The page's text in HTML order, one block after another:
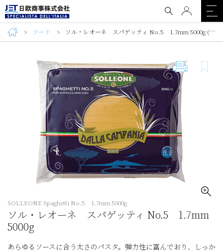
フード ソル・レオーネ スパゲッティ No.5 1.7mm 5000g (SOLLEONE Spaghetti No.5 1.7mm 5000g)
SOLLEONE Spaghetti No.5 1.7mm 5000g
ソル・レオーネ スパゲッティ No.5 1.7mm
5000g
あらゆるソースに合う太さのパスタ。弾力性に富んでおり、しっか